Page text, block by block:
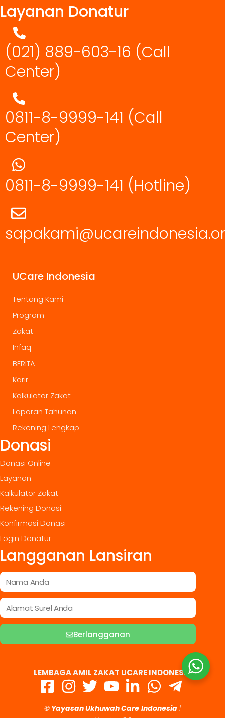
Layanan Donatur
(021) 889-603-16 (Call
Center)
0811-8-9999-141 (Call
Center)
0811-8-9999-141 (Hotline)
UCare Indonesia
Tentang Kami
Program
Zakat
Infaq
BERITA
Karir
Kalkulator Zakat
Laporan Tahunan
Rekening Lengkap
Donasi
Donasi Online
Layanan
Kalkulator Zakat
Rekening Donasi
Konfirmasi Donasi
Login Donatur
Langganan Lansiran
Berlangganan
LEMBAGA AMIL ZAKAT UCARE INDONESIA
© Yayasan Ukhuwah Care Indonesia |